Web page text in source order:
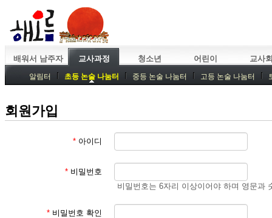
배워서 남주자 교사과정 청소년 어린이 교사
알림터 초등 논술 나눔터 중등 논술 나눔터 고등 논술 나눔터
회원가입
* 아이디
* 비밀번호
비밀번호는 6자리 이상이어야 하며 영문과
* 비밀번호 확인